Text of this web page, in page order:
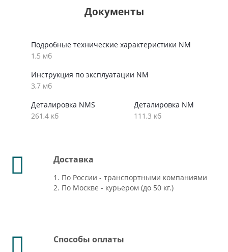
Документы
Подробные технические характеристики NM
1,5 мб
Инструкция по эксплуатации NM
3,7 мб
Деталировка NMS
261,4 кб
Деталировка NM
111,3 кб
Доставка
1. По России - транспортными компаниями
2. По Москве - курьером (до 50 кг.)
Способы оплаты